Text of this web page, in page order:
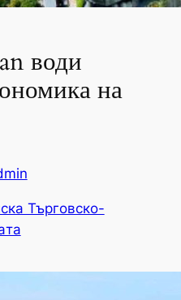
води
на
Търговско-